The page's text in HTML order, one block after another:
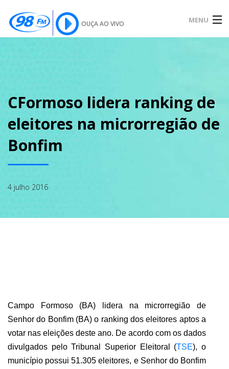
OUÇA AO VIVO MENU
SOBRE
CFormoso lidera ranking de
eleitores na microrregião de
Bonfim
4 julho 2016
Campo Formoso (BA) lidera na microrregião de
Senhor do Bonfim (BA) o ranking dos eleitores aptos a
votar nas eleições deste ano. De acordo com os dados
divulgados pelo Tribunal Superior Eleitoral (TSE), o
município possui 51.305 eleitores, e Senhor do Bonfim